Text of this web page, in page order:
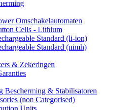
Omschakelautomaten
Cells - Lithium
Standard (li-ion)
Standard (nimh)
& Zekeringen
Bescherming & Stabilisatoren
(non Categorised)
Units